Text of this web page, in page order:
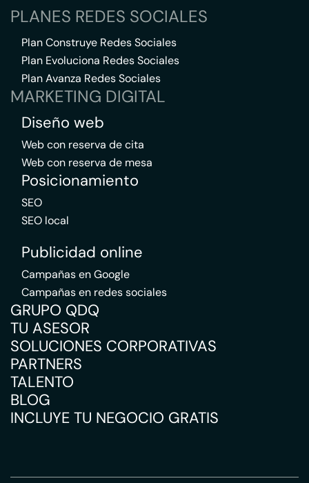
PLANES REDES SOCIALES
Plan Construye Redes Sociales
Plan Evoluciona Redes Sociales
Plan Avanza Redes Sociales
MARKETING DIGITAL
Diseño web
Web con reserva de cita
Web con reserva de mesa
Posicionamiento
SEO
SEO local
Publicidad online
Campañas en Google
Campañas en redes sociales
GRUPO QDQ
TU ASESOR
SOLUCIONES CORPORATIVAS
PARTNERS
TALENTO
BLOG
INCLUYE TU NEGOCIO GRATIS